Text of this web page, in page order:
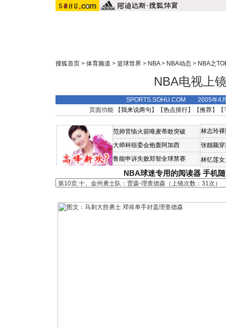
搜狐首页 > 体育频道 > 篮球世界 > NBA> NBA动态 > NBA之
NBA电视上
SPORTS.SOHU.COM 2005年4
页面功能 【我来说两句 】【热点排行】【推荐】【
范帅苦恼火箭唯麦蒂敢突破
大师杯组委会炮轰阿加西
鲁能申诉失败郑智全球禁赛
林志玲
张靓颖
林忆莲
NBA球迷专用的阅读器 手机